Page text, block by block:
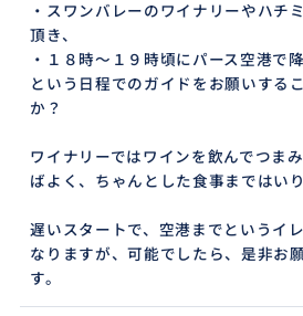
・スワンバレーのワイナリーやハチ
頂き、
・１８時～１９時頃にパース空港で
という日程でのガイドをお願いする
か？
ワイナリーではワインを飲んでつま
ばよく、ちゃんとした食事まではい
遅いスタートで、空港までというイ
なりますが、可能でしたら、是非お
す。